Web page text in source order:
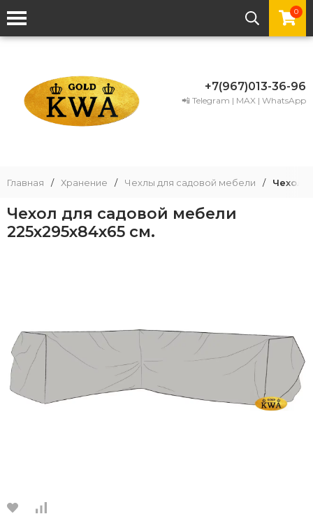
0
+7(967)013-36-96
📲 Telegram | MAX | WhatsApp
Главная / Хранение / Чехлы для садовой мебели / Чехол
Чехол для садовой мебели
225x295x84x65 см.